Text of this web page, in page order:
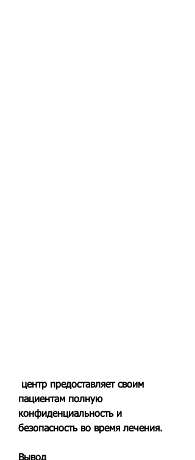
пациентам полную
конфиденциальность и
безопасность во время лечения.
Вывод